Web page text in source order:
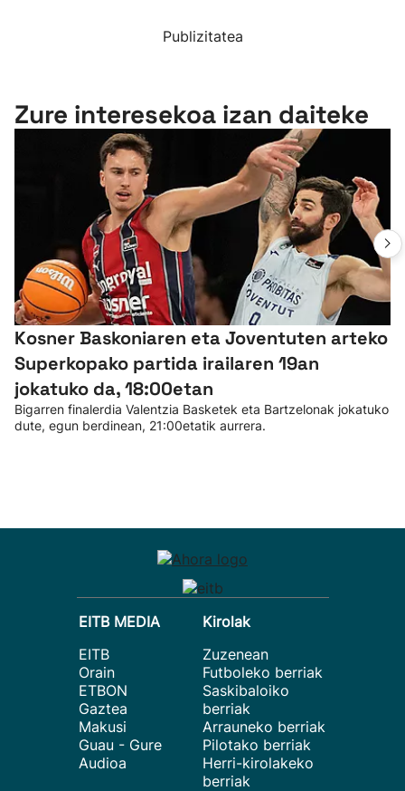
Publizitatea
Zure interesekoa izan daiteke
Kosner Baskoniaren eta Joventuten arteko
Superkopako partida irailaren 19an
jokatuko da, 18:00etan
Bigarren finalerdia Valentzia Basketek eta Bartzelonak jokatuko
dute, egun berdinean, 21:00etatik aurrera.
EITB MEDIA
EITB
Orain
ETBON
Gaztea
Makusi
Guau - Gure
Audioa
Kirolak
Zuzenean
Futboleko berriak
Saskibaloiko
berriak
Arrauneko berriak
Pilotako berriak
Herri-kirolakeko
berriak